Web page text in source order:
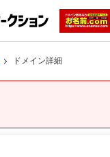
ドメイン詳細